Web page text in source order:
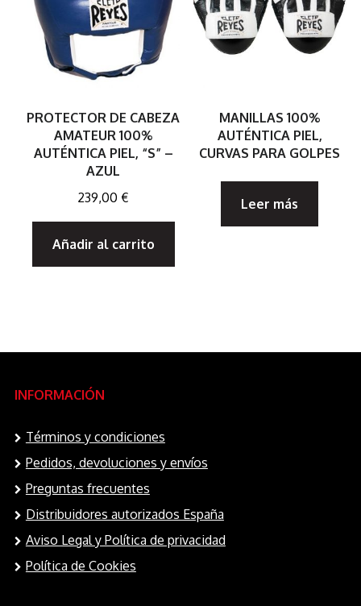
PROTECTOR DE CABEZA
AMATEUR 100%
AUTÉNTICA PIEL, “S” –
AZUL
239,00 €
Añadir al carrito
MANILLAS 100%
AUTÉNTICA PIEL,
CURVAS PARA GOLPES
Leer más
INFORMACIÓN
Términos y condiciones
Pedidos, devoluciones y envíos
Preguntas frecuentes
Distribuidores autorizados España
Aviso Legal y Política de privacidad
Política de Cookies